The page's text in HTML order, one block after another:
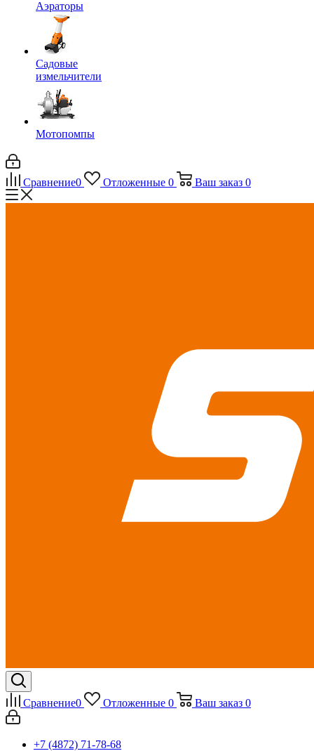
Аэраторы
Садовые
измельчители
Мотопомпы
Сравнение0 Отложенные 0 Ваш заказ 0
Сравнение0 Отложенные 0 Ваш заказ 0
+7 (4872) 71-78-68